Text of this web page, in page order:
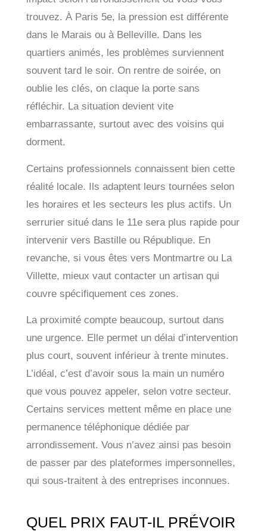
trouvez. À Paris 5e, la pression est différente
dans le Marais ou à Belleville. Dans les
quartiers animés, les problèmes surviennent
souvent tard le soir. On rentre de soirée, on
oublie les clés, on claque la porte sans
réfléchir. La situation devient vite
embarrassante, surtout avec des voisins qui
dorment.
Certains professionnels connaissent bien cette
réalité locale. Ils adaptent leurs tournées selon
les horaires et les secteurs les plus actifs. Un
serrurier situé dans le 11e sera plus rapide pour
intervenir vers Bastille ou République. En
revanche, si vous êtes vers Montmartre ou La
Villette, mieux vaut contacter un artisan qui
couvre spécifiquement ces zones.
La proximité compte beaucoup, surtout dans
une urgence. Elle permet un délai d’intervention
plus court, souvent inférieur à trente minutes.
L’idéal, c’est d’avoir sous la main un numéro
que vous pouvez appeler, selon votre secteur.
Certains services mettent même en place une
permanence téléphonique dédiée par
arrondissement. Vous n’avez ainsi pas besoin
de passer par des plateformes impersonnelles,
qui sous-traitent à des entreprises inconnues.
QUEL PRIX FAUT-IL PRÉVOIR